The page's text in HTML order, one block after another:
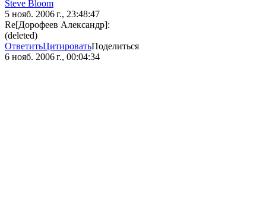
Steve Bloom
5 нояб. 2006 г., 23:48:47
Re[Дорофеев Александр]:
(deleted)
ОтветитьЦитироватьПоделиться
6 нояб. 2006 г., 00:04:34